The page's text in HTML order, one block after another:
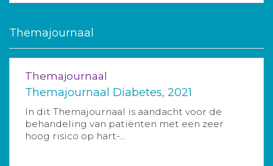
Themajournaal
Themajournaal
Themajournaal Diabetes, 2021
In dit Themajournaal is aandacht voor de
behandeling van patiënten met een zeer
hoog risico op hart-...